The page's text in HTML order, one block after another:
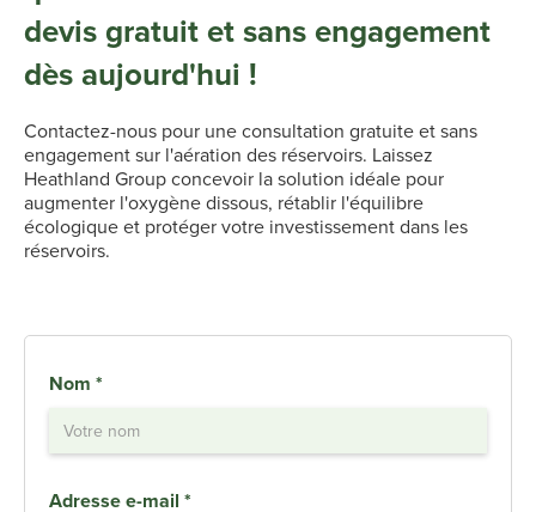
devis gratuit et sans engagement
dès aujourd'hui !
Contactez-nous pour une consultation gratuite et sans
engagement sur l'aération des réservoirs. Laissez
Heathland Group concevoir la solution idéale pour
augmenter l'oxygène dissous, rétablir l'équilibre
écologique et protéger votre investissement dans les
réservoirs.
Nom *
Adresse e-mail *